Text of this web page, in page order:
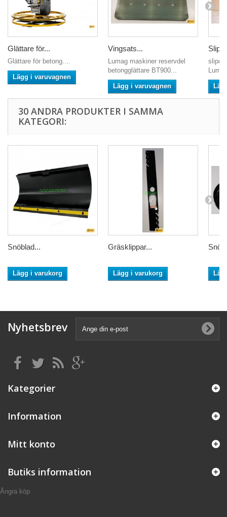
Glättare för...
Glättare för betong....
Lägg i varuvagnen
Vingsats...
Lumag maskiner reservdel
betongglättare BT900...
Lägg i varuvagnen
30 ANDRA PRODUKTER I SAMMA
KATEGORI:
Snöblad...
Lägg i varukorg
Gräsklippar...
Lägg i varukorg
Nyhetsbrev
Kategorier
Information
Mitt konto
Butiks information
Ångra köp